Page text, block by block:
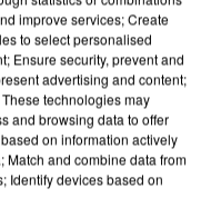
improve services; Create
to select personalised
Ensure security, prevent and
advertising and content;
technologies may
and browsing data to offer
on information actively
and combine data from
Identify devices based on